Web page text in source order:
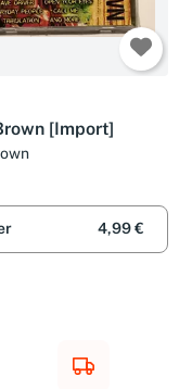
[Import]
4,99 €